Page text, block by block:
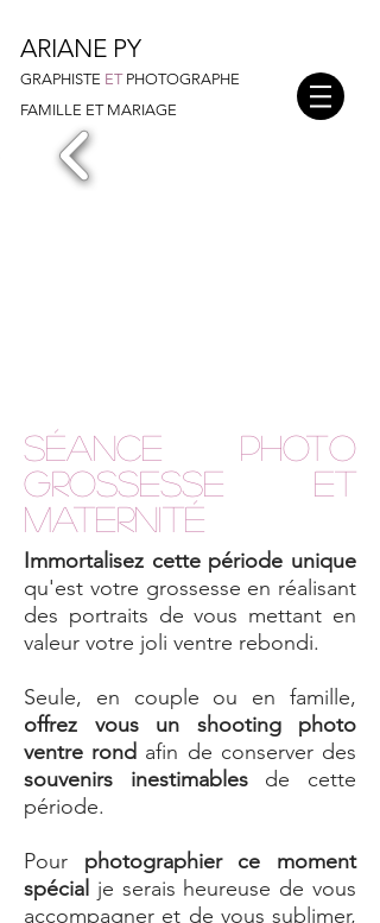
ARIANE PY
GRAPHISTE ET PHOTOGRAPHE
FAMILLE ET MARIAGE
Séance photo
Grossesse et
maternité
Immortalisez cette période unique
qu'est votre grossesse en réalisant
des portraits de vous mettant en
valeur votre joli ventre rebondi.
Seule, en couple ou en famille,
offrez vous un shooting photo
ventre rond afin de conserver des
souvenirs inestimablesde cette
période.
Pour photographier ce moment
spécial je serais heureuse de vous
accompagner et de vous sublimer,